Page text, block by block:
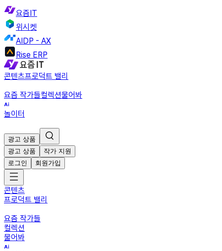
요즘IT
위시켓
AIDP - AX
Rise ERP
콘텐츠프로덕트 밸리
요즘 작가들컬렉션물어봐
놀이터
광고 상품
광고 상품
작가 지원
로그인
회원가입
콘텐츠
프로덕트 밸리
요즘 작가들
컬렉션
물어봐